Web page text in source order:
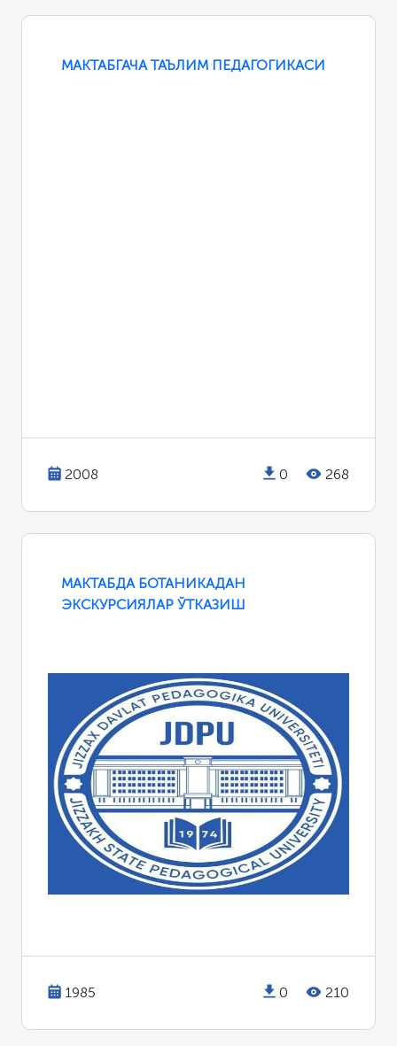
МАКТАБГАЧА ТАЪЛИМ ПЕДАГОГИКАСИ
2008 0 268
МАКТАБДА БОТАНИКАДАН
ЭКСКУРСИЯЛАР ЎТКАЗИШ
1985 0 210